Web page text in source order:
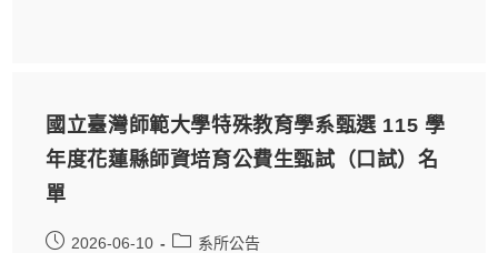
國立臺灣師範大學特殊教育學系甄選 115 學
年度花蓮縣師資培育公費生甄試（口試）名
單
2026-06-10 系所公告